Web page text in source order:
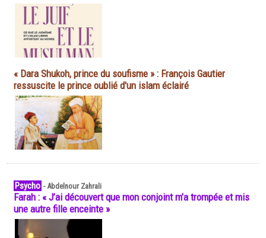
« Dara Shukoh, prince du soufisme » : François Gautier
ressuscite le prince oublié d'un islam éclairé
Psycho -Abdelnour Zahrali
Farah : « J’ai découvert que mon conjoint m’a trompée et mis
une autre fille enceinte »